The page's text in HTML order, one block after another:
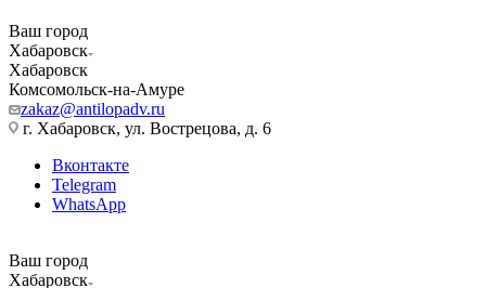
Ваш город
Хабаровск
Хабаровск
Комсомольск-на-Амуре
zakaz@antilopadv.ru
г. Хабаровск, ул. Вострецова, д. 6
Вконтакте
Telegram
WhatsApp
Ваш город
Хабаровск